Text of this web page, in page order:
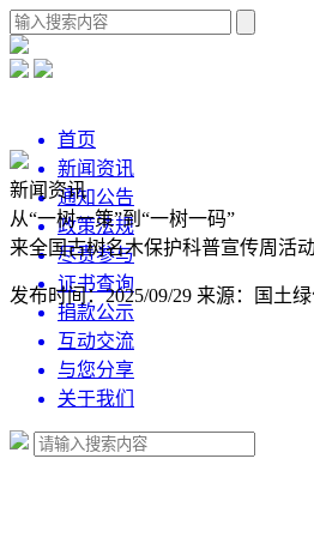
首页
新闻资讯
通知公告
政策法规
尽责参与
证书查询
捐款公示
互动交流
与您分享
关于我们
新闻资讯
从“一树一策”到“一树一码”
来全国古树名木保护科普宣传周活
发布时间：2025/09/29 来源：国土